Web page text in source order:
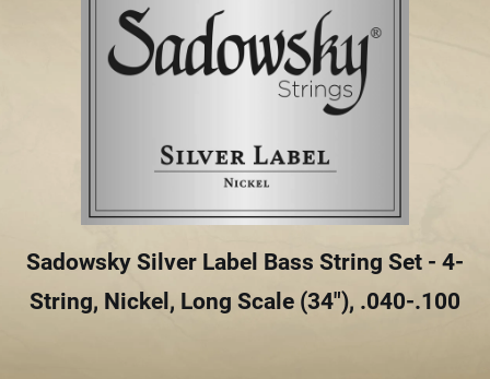
Sadowsky Silver Label Bass String Set - 4-
String, Nickel, Long Scale (34"), .040-.100